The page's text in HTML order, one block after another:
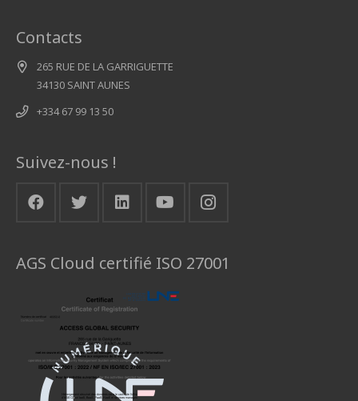
Contacts
265 RUE DE LA GARRIGUETTE
34130 SAINT AUNES
+334 67 99 13 50
Suivez-nous !
AGS Cloud certifié ISO 27001